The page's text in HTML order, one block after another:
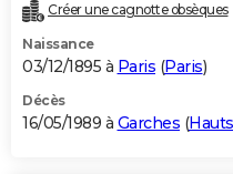
Créer une cagnotte obsèques
Naissance
03/12/1895 à Paris (Paris)
Décès
16/05/1989 à Garches (